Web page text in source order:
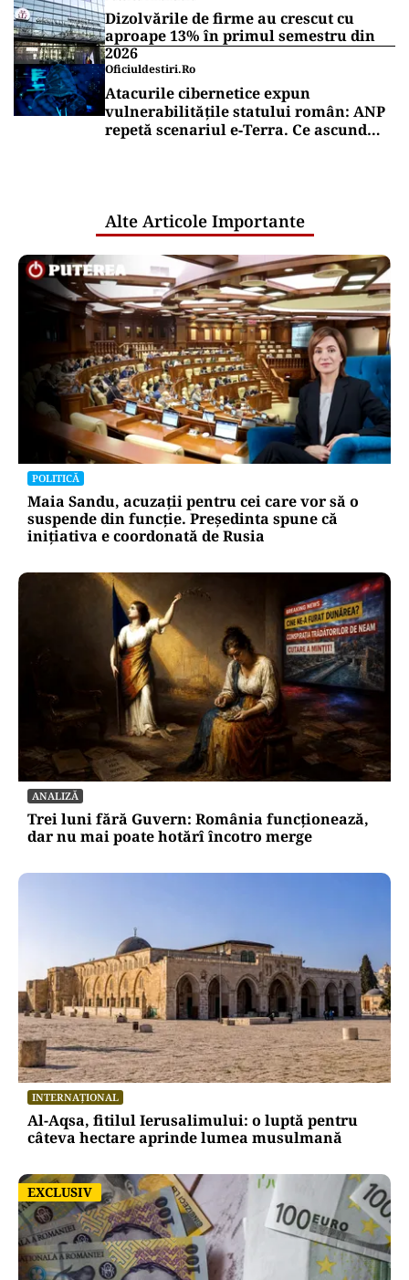
Dizolvările de firme au crescut cu
aproape 13% în primul semestru din
2026
Oficiuldestiri.ro
Atacurile cibernetice expun
vulnerabilitățile statului român: ANP
repetă scenariul e‑Terra. Ce ascund
Alte Articole Importante
POLITICĂ
Maia Sandu, acuzații pentru cei care vor să o
suspende din funcție. Președinta spune că
inițiativa e coordonată de Rusia
ANALIZĂ
Trei luni fără Guvern: România funcționează,
dar nu mai poate hotărî încotro merge
INTERNAȚIONAL
Al-Aqsa, fitilul Ierusalimului: o luptă pentru
câteva hectare aprinde lumea musulmană
EXCLUSIV
EXCLUSIV